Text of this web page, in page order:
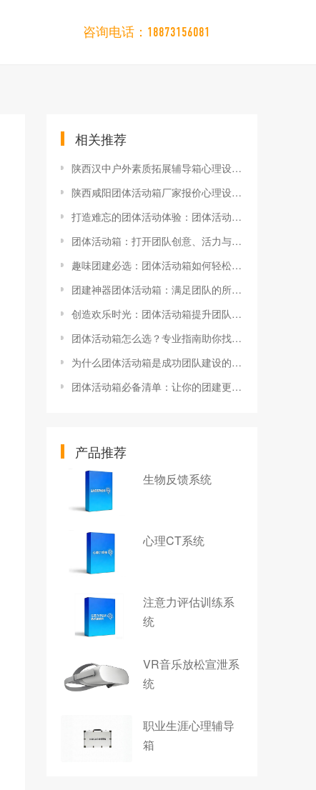
咨询电话：18873156081
相关推荐
陕西汉中户外素质拓展辅导箱心理设备厂家
陕西咸阳团体活动箱厂家报价心理设备活动箱
打造难忘的团体活动体验：团体活动箱让团队更亲密
团体活动箱：打开团队创意、活力与凝聚力的钥匙
趣味团建必选：团体活动箱如何轻松提升参与度？
团建神器团体活动箱：满足团队的所有娱乐需求
创造欢乐时光：团体活动箱提升团队合作和创意
团体活动箱怎么选？专业指南助你找到最合适的方案
为什么团体活动箱是成功团队建设的秘密武器？
团体活动箱必备清单：让你的团建更有趣更高效
产品推荐
生物反馈系统
心理CT系统
注意力评估训练系
统
VR音乐放松宣泄系
统
职业生涯心理辅导
箱